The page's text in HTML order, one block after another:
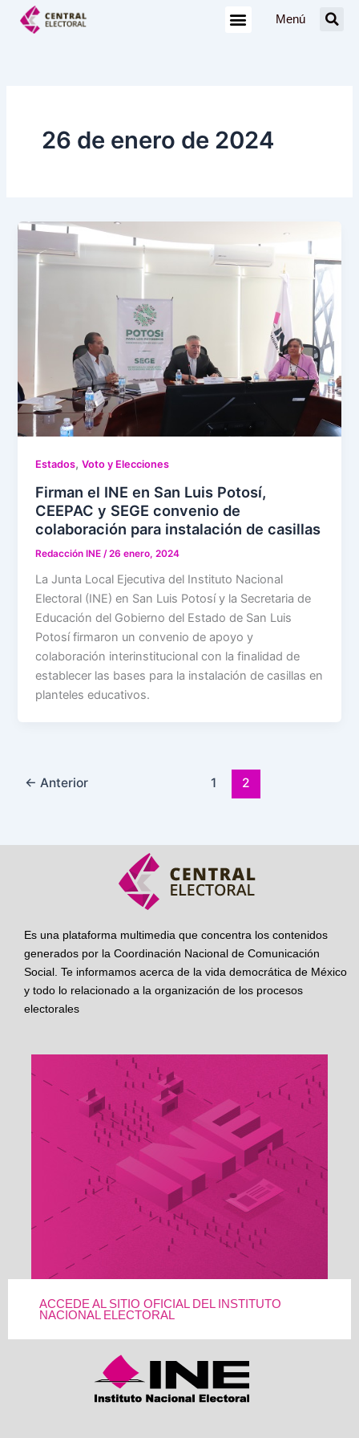
Menú
26 de enero de 2024
Estados,Voto y Elecciones
Firman el INE en San Luis Potosí,
CEEPAC y SEGE convenio de
colaboración para instalación de casillas
Redacción INE /26 enero, 2024
La Junta Local Ejecutiva del Instituto Nacional
Electoral (INE) en San Luis Potosí y la Secretaria de
Educación del Gobierno del Estado de San Luis
Potosí firmaron un convenio de apoyo y
colaboración interinstitucional con la finalidad de
establecer las bases para la instalación de casillas en
planteles educativos.
← Anterior 1 2
Es una plataforma multimedia que concentra los contenidos
generados por la Coordinación Nacional de Comunicación
Social. Te informamos acerca de la vida democrática de México
y todo lo relacionado a la organización de los procesos
electorales
ACCEDE AL SITIO OFICIAL DEL INSTITUTO
NACIONAL ELECTORAL